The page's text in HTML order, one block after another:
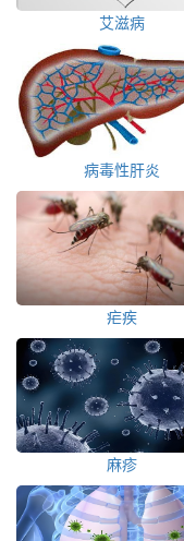
艾滋病
病毒性肝炎
疟疾
麻疹